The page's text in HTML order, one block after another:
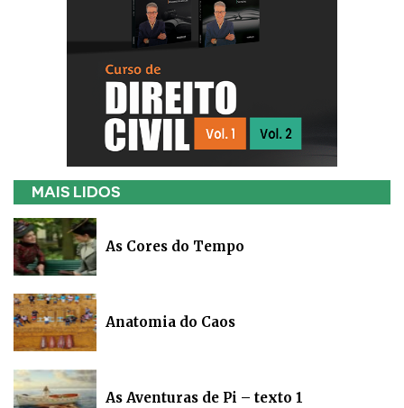
MAIS LIDOS
As Cores do Tempo
Anatomia do Caos
As Aventuras de Pi – texto 1